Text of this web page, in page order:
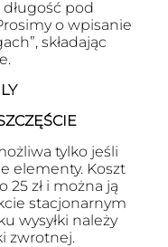
pod
o wpisanie
składając
tylko jeśli
elementy. Koszt
zł i można ją
stacjonarnym
wysyłki należy
zwrotnej.